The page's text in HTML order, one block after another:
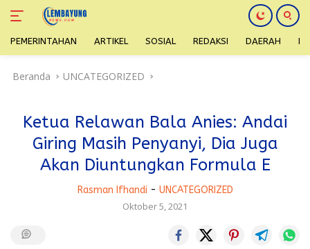
PEMERINTAHAN ARTIKEL SOSIAL REDAKSI DAERAH
Beranda UNCATEGORIZED
Ketua Relawan Bala Anies: Andai
Giring Masih Penyanyi, Dia Juga
Akan Diuntungkan Formula E
Rasman Ifhandi - UNCATEGORIZED
Oktober 5, 2021